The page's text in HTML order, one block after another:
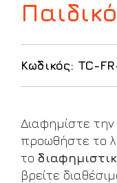
Κωδικός: TC-
Διαφημίστε
προωθήστε το
το
βρείτε